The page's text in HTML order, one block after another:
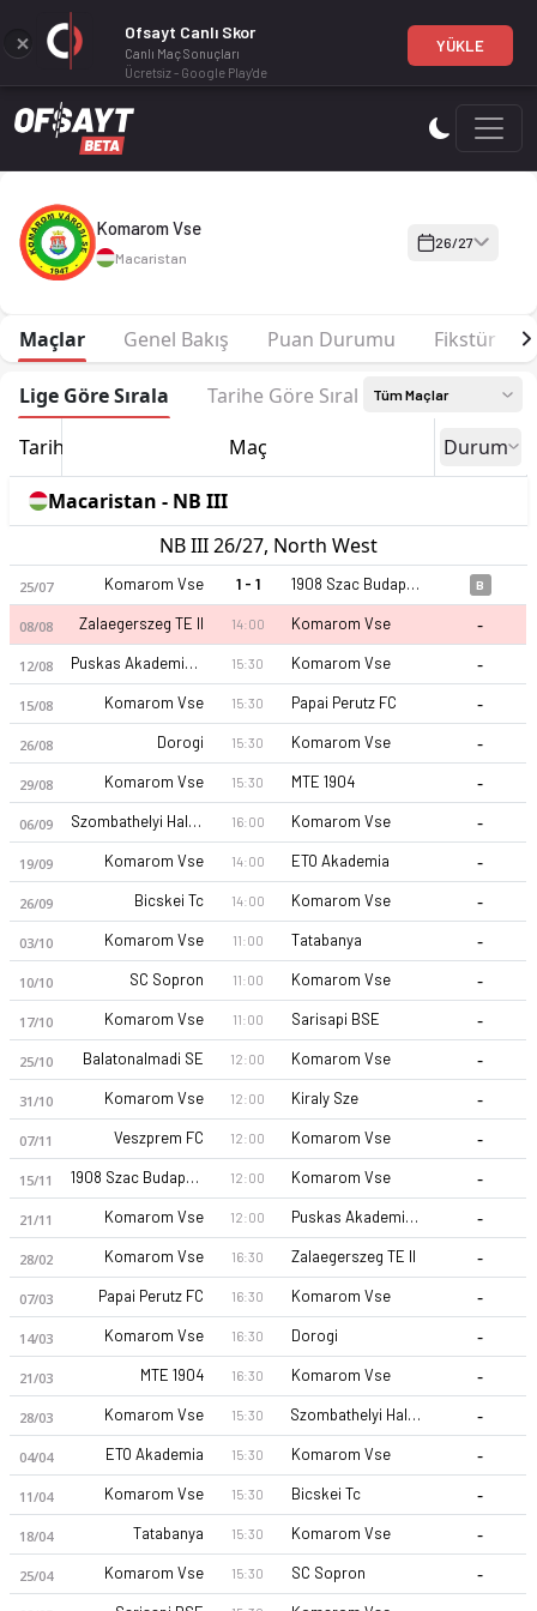
Komarom Vse 26-27 sezonu | NB III NB III 26/27, North
Komarom Vse 26-27 sezonu | NB III NB III 26/27, North
Komarom Vse
Macaristan
26/27
Maçlar Genel Bakış Puan Durumu Fikstür
Lige Göre Sırala Tarihe Göre Sırala Tüm Maçlar
Tarih Maç Durum
Macaristan - NB III
NB III 26/27, North West
25/07 Komarom Vse 1 - 1 1908 Szac Budapest B
08/08 Zalaegerszeg TE II 14:00 Komarom Vse -
12/08 Puskas Akademia II 15:30 Komarom Vse -
15/08 Komarom Vse 15:30 Papai Perutz FC -
26/08 Dorogi 15:30 Komarom Vse -
29/08 Komarom Vse 15:30 MTE 1904 -
06/09 Szombathelyi Haladás 16:00 Komarom Vse -
19/09 Komarom Vse 14:00 ETO Akademia -
26/09 Bicskei Tc 14:00 Komarom Vse -
03/10 Komarom Vse 11:00 Tatabanya -
10/10 SC Sopron 11:00 Komarom Vse -
17/10 Komarom Vse 11:00 Sarisapi BSE -
25/10 Balatonalmadi SE 12:00 Komarom Vse -
31/10 Komarom Vse 12:00 Kiraly Sze -
07/11 Veszprem FC 12:00 Komarom Vse -
15/11 1908 Szac Budapest 12:00 Komarom Vse -
21/11 Komarom Vse 12:00 Puskas Akademia II -
28/02 Komarom Vse 16:30 Zalaegerszeg TE II -
07/03 Papai Perutz FC 16:30 Komarom Vse -
14/03 Komarom Vse 16:30 Dorogi -
21/03 MTE 1904 16:30 Komarom Vse -
28/03 Komarom Vse 15:30 Szombathelyi Haladás -
04/04 ETO Akademia 15:30 Komarom Vse -
11/04 Komarom Vse 15:30 Bicskei Tc -
18/04 Tatabanya 15:30 Komarom Vse -
25/04 Komarom Vse 15:30 SC Sopron -
Ofsayt Canlı Skor
Canlı Maç Sonuçları
Ücretsiz - Google Play'de
YÜKLE